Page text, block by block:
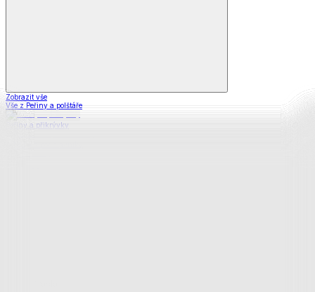
Zobrazit vše
Vše z Peřiny a polštáře
Peřiny a přikrývky